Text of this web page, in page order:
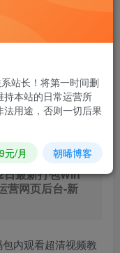
购买，可保存购买订单
典动漫影视改编
日最新打包Win
营网页后台-新
内观看超清视频教
站长！将第一时间删
本站的日常运营所
用途，否则一切后果
元/月 朝晞博客